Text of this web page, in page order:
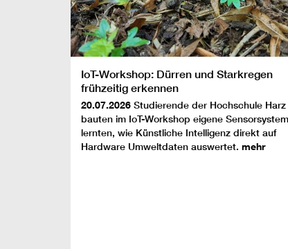
IoT-Workshop: Dürren und Starkregen
frühzeitig erkennen
20.07.2026 Studierende der Hochschule Harz
bauten im IoT-Workshop eigene
lernten, wie Künstliche Intelligenz direkt auf
Hardware Umweltdaten auswertet. mehr